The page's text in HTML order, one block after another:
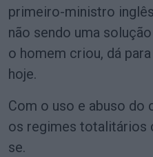
primeiro-ministro
não sendo uma
o homem criou, dá
hoje.
Com o uso e abuso do
os regimes totalitários
se.